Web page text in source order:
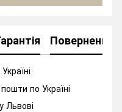
Повернення
по Україні
Львові